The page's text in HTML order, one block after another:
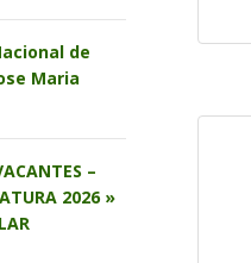
de
Maria
–
2026 »